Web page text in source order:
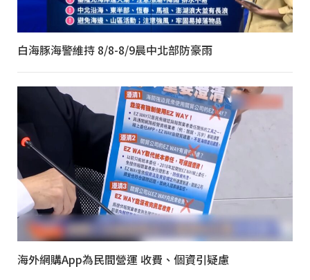
白海豚海警維持 8/8-8/9晨中北部防豪雨
海外網購App為民間營運 收費、個資引疑慮